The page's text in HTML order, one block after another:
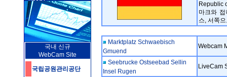
국내 신규
WebCam Site
국립공원관리공단
Republic
마크와 접
스, 서쪽
Marktplatz Schwaebisch
Gmuend
Webcam
Seebrucke Ostseebad Sellin
Insel Rugen
LiveCam